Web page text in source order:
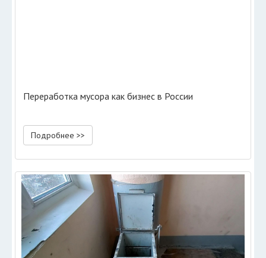
Переработка мусора как бизнес в России
Подробнее >>